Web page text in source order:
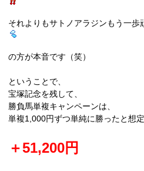
それよりもサトノアラジンもう一歩
の方が本音です（笑）
ということで、
宝塚記念を残して、
勝負馬単複キャンペーンは、
単複1,000円ずつ単純に勝ったと想定
＋51,200円